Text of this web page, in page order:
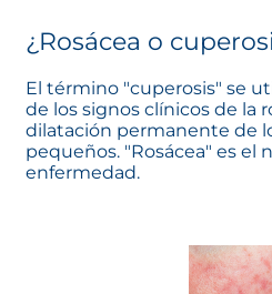
¿Rosácea o
El término "cuperosis" se
de los signos clínicos de la
dilatación permanente de
pequeños. "Rosácea" es el
enfermedad.